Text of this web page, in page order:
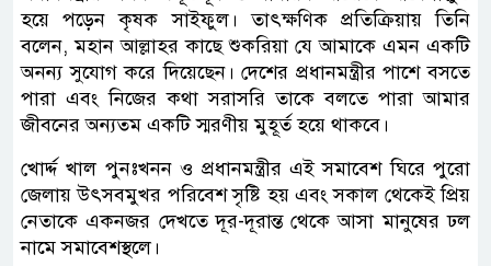
হয়ে পড়েন কৃষক সাইফুল। তাৎক্ষণিক প্রতিক্রিয়ায় তিনি
বলেন, মহান আল্লাহর কাছে শুকরিয়া যে আমাকে এমন একটি
অনন্য সুযোগ করে দিয়েছেন। দেশের প্রধানমন্ত্রীর পাশে বসতে
পারা এবং নিজের কথা সরাসরি তাকে বলতে পারা আমার
জীবনের অন্যতম একটি স্মরণীয় মুহূর্ত হয়ে থাকবে।
খোর্দ্দ খাল পুনঃখনন ও প্রধানমন্ত্রীর এই সমাবেশ ঘিরে পুরো
জেলায় উৎসবমুখর পরিবেশ সৃষ্টি হয় এবং সকাল থেকেই প্রিয়
নেতাকে একনজর দেখতে দূর-দূরান্ত থেকে আসা মানুষের ঢল
নামে সমাবেশস্থলে।